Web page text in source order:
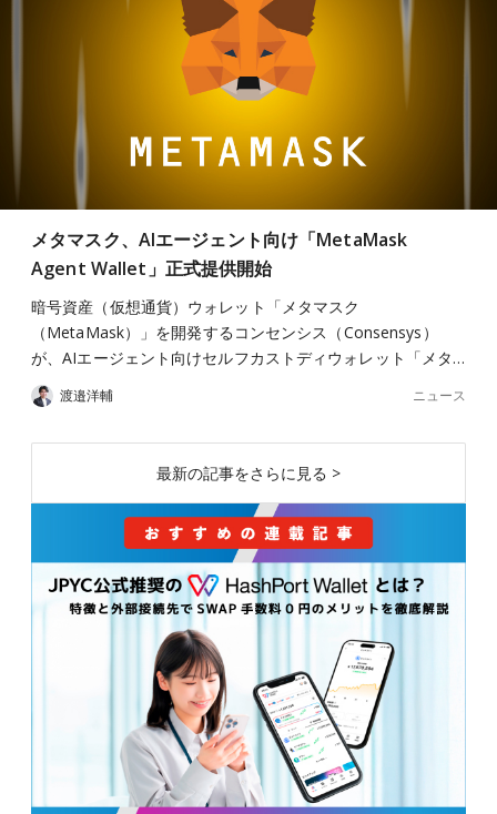
メタマスク、AIエージェント向け「MetaMask
Agent Wallet」正式提供開始
暗号資産（仮想通貨）ウォレット「メタマスク
（MetaMask）」を開発するコンセンシス（Consensys）
が、AIエージェント向けセルフカストディウォレット「メタ…
渡邉洋輔 ニュース
最新の記事をさらに見る >